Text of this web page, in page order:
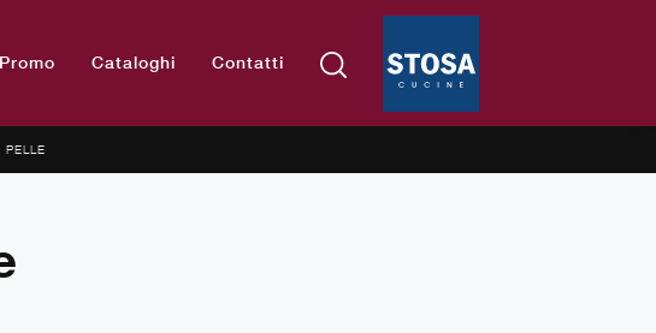
Promo Cataloghi Contatti
PELLE